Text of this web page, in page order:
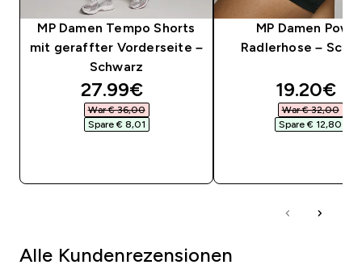
MP Damen Tempo Shorts
mit geraffter Vorderseite –
Schwarz
discounted price
27.99€‎
War € 36,00‎
Spare € 8,01‎
MP Damen
Radlerhose –
19.20€‎
War € 32,00‎
Spare € 12,80‎
Alle Kundenrezensionen